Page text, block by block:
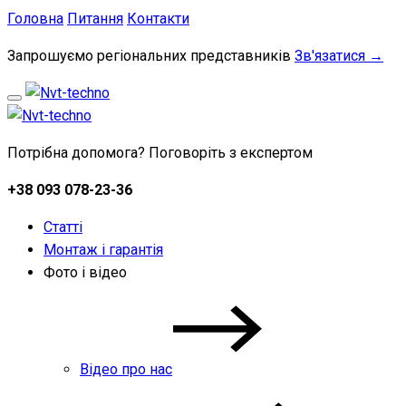
Головна Питання Контакти
Запрошуємо регіональних представників Зв'язатися →
Потрібна допомога? Поговоріть з експертом
+38 093 078-23-36
Статті
Монтаж і гарантія
Фото і відео
Відео про нас